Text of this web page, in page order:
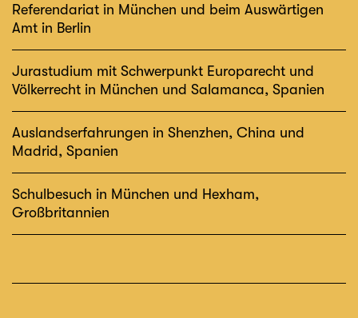
Referendariat in München und beim Auswärtigen
Amt in Berlin
Jurastudium mit Schwerpunkt Europarecht und
Völkerrecht in München und Salamanca, Spanien
Auslandserfahrungen in Shenzhen, China und
Madrid, Spanien
Schulbesuch in München und Hexham,
Großbritannien